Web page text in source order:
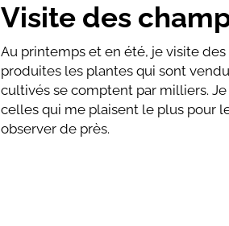
Visite des
Au printemps et en été, je visite
produites les plantes qui sont
cultivés se comptent par milliers.
celles qui me plaisent le plus pour
observer de près.